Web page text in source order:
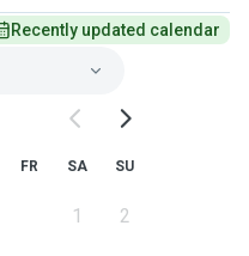
Recently updated calendar
FR SA SU
1 2